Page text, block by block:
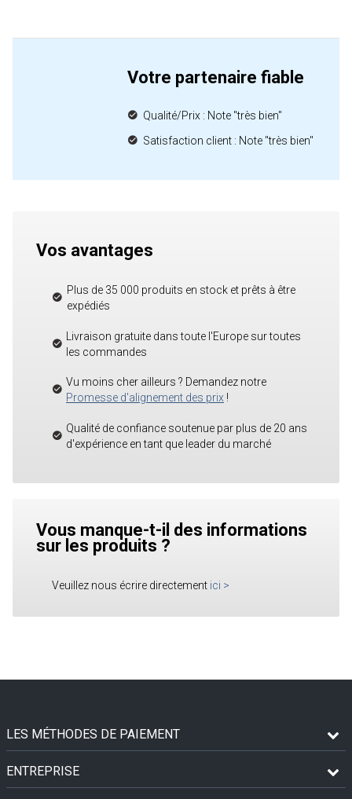
Votre partenaire fiable
Qualité/Prix : Note "très bien"
Satisfaction client : Note "très bien"
Vos avantages
Plus de 35 000 produits en stock et prêts à être
expédiés
Livraison gratuite dans toute l'Europe sur toutes
les commandes
Vu moins cher ailleurs ? Demandez notre
Promesse d'alignement des prix !
Qualité de confiance soutenue par plus de 20 ans
d'expérience en tant que leader du marché
Vous manque-t-il des informations
sur les produits ?
Veuillez nous écrire directement ici >
LES MÉTHODES DE PAIEMENT
ENTREPRISE